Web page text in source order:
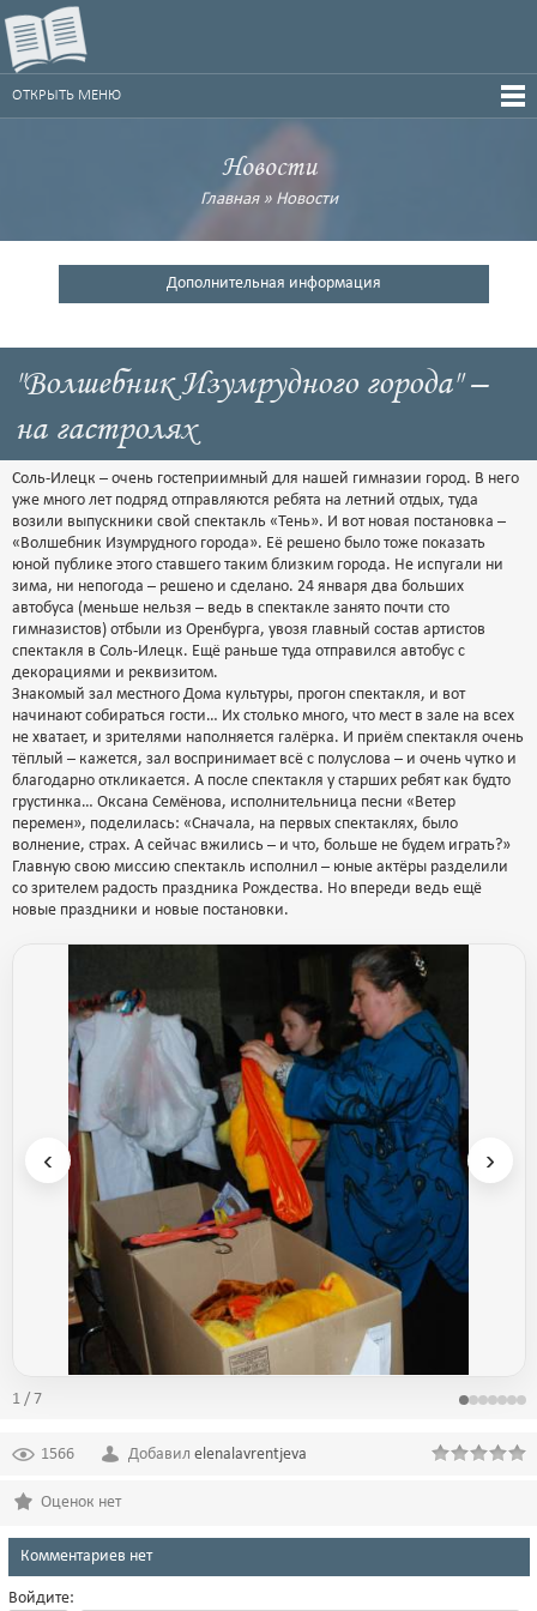
ОТКРЫТЬ МЕНЮ
Новости
Главная» Новости
Дополнительная информация
"Волшебник Изумрудного города" –
на гастролях
Соль-Илецк – очень гостеприимный для нашей гимназии город. В него
уже много лет подряд отправляются ребята на летний отдых, туда
возили выпускники свой спектакль «Тень». И вот новая постановка –
«Волшебник Изумрудного города». Её решено было тоже показать
юной публике этого ставшего таким близким города. Не испугали ни
зима, ни непогода – решено и сделано. 24 января два больших
автобуса (меньше нельзя – ведь в спектакле занято почти сто
гимназистов) отбыли из Оренбурга, увозя главный состав артистов
спектакля в Соль-Илецк. Ещё раньше туда отправился автобус с
декорациями и реквизитом.
Знакомый зал местного Дома культуры, прогон спектакля, и вот
начинают собираться гости… Их столько много, что мест в зале на всех
не хватает, и зрителями наполняется галёрка. И приём спектакля очень
тёплый – кажется, зал воспринимает всё с полуслова – и очень чутко и
благодарно откликается. А после спектакля у старших ребят как будто
грустинка… Оксана Семёнова, исполнительница песни «Ветер
перемен», поделилась: «Сначала, на первых спектаклях, было
волнение, страх. А сейчас вжились – и что, больше не будем играть?»
Главную свою миссию спектакль исполнил – юные актёры разделили
со зрителем радость праздника Рождества. Но впереди ведь ещё
новые праздники и новые постановки.
‹ ›
1 / 7
1566 Добавил elenalavrentjeva
Оценок нет
Комментариев нет
Войдите: